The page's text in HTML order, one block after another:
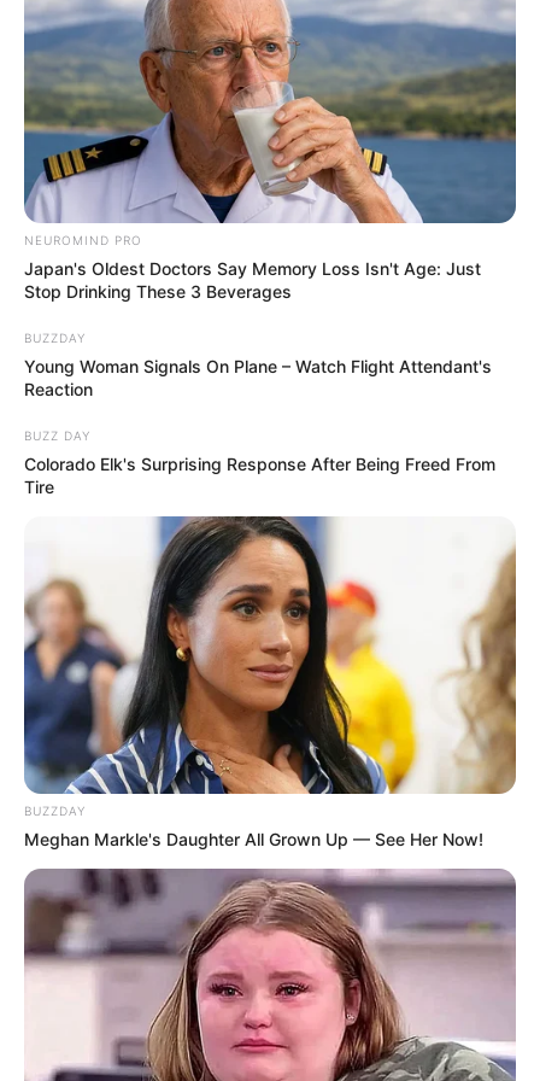
NEUROMIND PRO
Japan's Oldest Doctors Say Memory Loss Isn't Age: Just
Stop Drinking These 3 Beverages
BUZZDAY
Young Woman Signals On Plane – Watch Flight Attendant's
Reaction
BUZZ DAY
Colorado Elk's Surprising Response After Being Freed From
Tire
BUZZDAY
Meghan Markle's Daughter All Grown Up — See Her Now!